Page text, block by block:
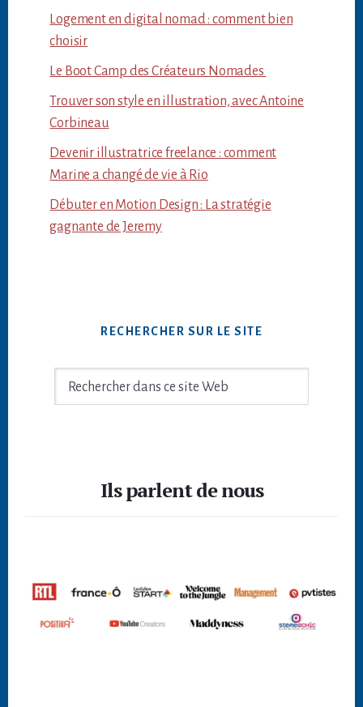
Logement en digital nomad : comment bien
choisir
Le Boot Camp des Créateurs Nomades
Trouver son style en illustration, avec Antoine
Corbineau
Devenir illustratrice freelance : comment
Marine a changé de vie à Rio
Débuter en Motion Design : La stratégie
gagnante de Jeremy
RECHERCHER SUR LE SITE
Rechercher
Ils parlent de nous